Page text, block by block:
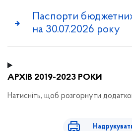
Паспорти
на 30.07.2026 року
АРХІВ 2019-2023 РОКИ
Натисніть, щоб розгорнути